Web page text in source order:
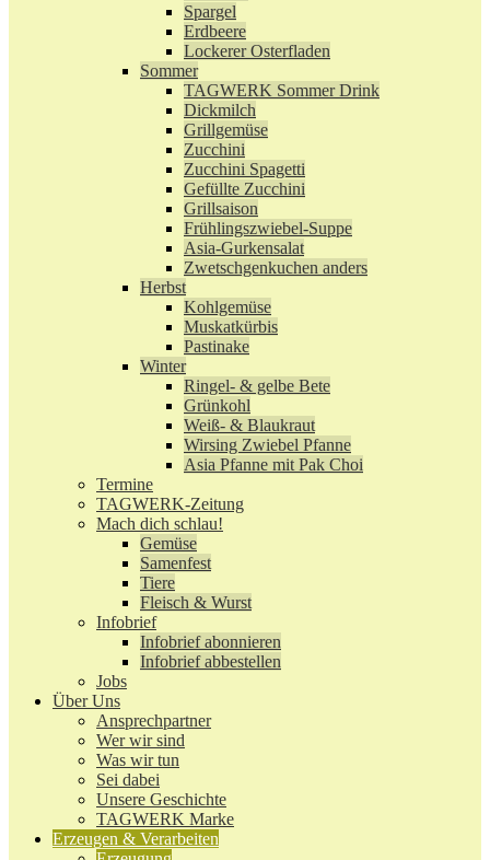
Spargel
Erdbeere
Lockerer Osterfladen
Sommer
TAGWERK Sommer Drink
Dickmilch
Grillgemüse
Zucchini
Zucchini Spagetti
Gefüllte Zucchini
Grillsaison
Frühlingszwiebel-Suppe
Asia-Gurkensalat
Zwetschgenkuchen anders
Herbst
Kohlgemüse
Muskatkürbis
Pastinake
Winter
Ringel- & gelbe Bete
Grünkohl
Weiß- & Blaukraut
Wirsing Zwiebel Pfanne
Asia Pfanne mit Pak Choi
Termine
TAGWERK-Zeitung
Mach dich schlau!
Gemüse
Samenfest
Tiere
Fleisch & Wurst
Infobrief
Infobrief abonnieren
Infobrief abbestellen
Jobs
Über Uns
Ansprechpartner
Wer wir sind
Was wir tun
Sei dabei
Unsere Geschichte
TAGWERK Marke
Erzeugen & Verarbeiten